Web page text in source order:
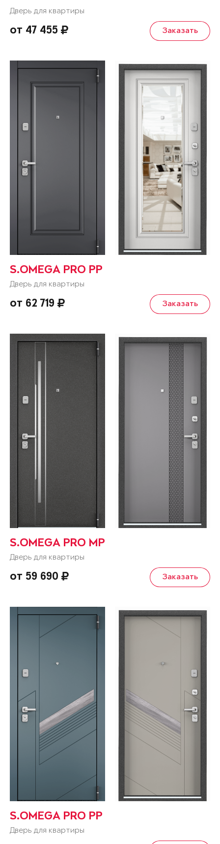
Дверь для квартиры
от 47 455 Заказать
S.OMEGA PRO PP
Дверь для квартиры
от 62 719 Заказать
S.OMEGA PRO MP
Дверь для квартиры
от 59 690 Заказать
S.OMEGA PRO PP
Дверь для квартиры